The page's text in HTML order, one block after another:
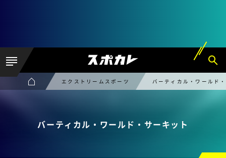
エクストリームスポーツ バーティカル・ワールド
バーティカル・ワールド・サーキット